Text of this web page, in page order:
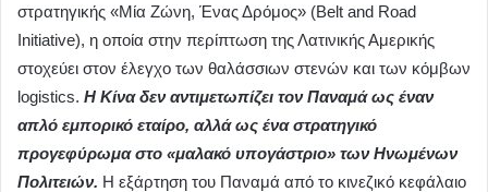
στρατηγικής «Μία Ζώνη, Ένας Δρόμος» (Belt and Road
Initiative), η οποία στην περίπτωση της Λατινικής Αμερικής
στοχεύει στον έλεγχο των θαλάσσιων στενών και των κόμβων
logistics. Η Κίνα δεν αντιμετωπίζει τον Παναμά ως έναν
απλό εμπορικό εταίρο, αλλά ως ένα στρατηγικό
προγεφύρωμα στο «μαλακό υπογάστριο» των Ηνωμένων
Πολιτειών. Η εξάρτηση του Παναμά από το κινεζικό κεφάλαιο